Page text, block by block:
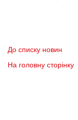
До списку новин
На головну сторінку